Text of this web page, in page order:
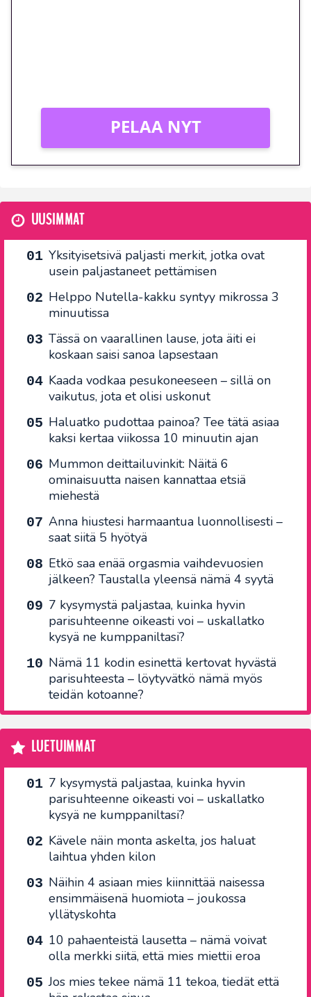
PELAA NYT
UUSIMMAT
Yksityisetsivä paljasti merkit, jotka ovat
usein paljastaneet pettämisen
Helppo Nutella-kakku syntyy mikrossa 3
minuutissa
Tässä on vaarallinen lause, jota äiti ei
koskaan saisi sanoa lapsestaan
Kaada vodkaa pesukoneeseen – sillä on
vaikutus, jota et olisi uskonut
Haluatko pudottaa painoa? Tee tätä asiaa
kaksi kertaa viikossa 10 minuutin ajan
Mummon deittailuvinkit: Näitä 6
ominaisuutta naisen kannattaa etsiä
miehestä
Anna hiustesi harmaantua luonnollisesti –
saat siitä 5 hyötyä
Etkö saa enää orgasmia vaihdevuosien
jälkeen? Taustalla yleensä nämä 4 syytä
7 kysymystä paljastaa, kuinka hyvin
parisuhteenne oikeasti voi – uskallatko
kysyä ne kumppaniltasi?
Nämä 11 kodin esinettä kertovat hyvästä
parisuhteesta – löytyvätkö nämä myös
teidän kotoanne?
LUETUIMMAT
7 kysymystä paljastaa, kuinka hyvin
parisuhteenne oikeasti voi – uskallatko
kysyä ne kumppaniltasi?
Kävele näin monta askelta, jos haluat
laihtua yhden kilon
Näihin 4 asiaan mies kiinnittää naisessa
ensimmäisenä huomiota – joukossa
yllätyskohta
10 pahaenteistä lausetta – nämä voivat
olla merkki siitä, että mies miettii eroa
Jos mies tekee nämä 11 tekoa, tiedät että